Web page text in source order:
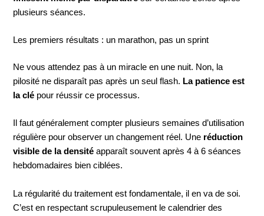
plusieurs séances.
Les premiers résultats : un marathon, pas un sprint
Ne vous attendez pas à un miracle en une nuit. Non, la
pilosité ne disparaît pas après un seul flash. La patience est
la clé pour réussir ce processus.
Il faut généralement compter plusieurs semaines d’utilisation
régulière pour observer un changement réel. Une réduction
visible de la densité apparaît souvent après 4 à 6 séances
hebdomadaires bien ciblées.
La régularité du traitement est fondamentale, il en va de soi.
C’est en respectant scrupuleusement le calendrier des